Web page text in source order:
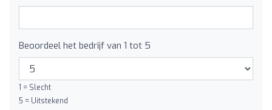
Beoordeel het bedrijf van 1 tot 5
1 = Slecht
5 = Uitstekend